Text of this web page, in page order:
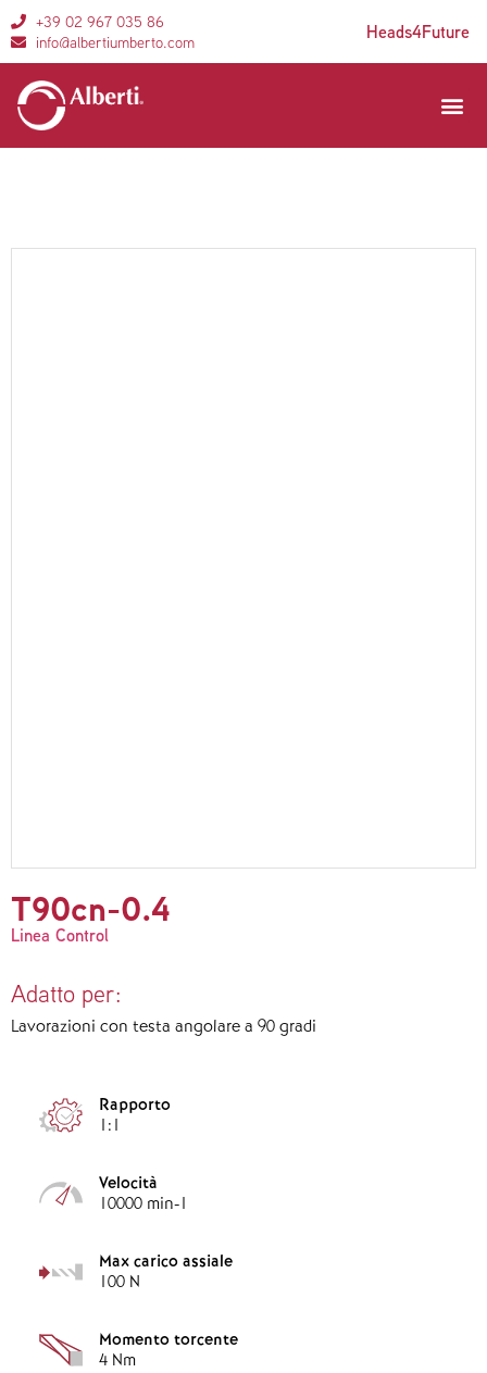
+39 02 967 035 86
info@albertiumberto.com
Heads4Future
T90cn-0.4
Linea Control
Adatto per:
Lavorazioni con testa angolare a 90 gradi
Rapporto
1:1
Velocità
10000 min-1
Max carico assiale
100 N
Momento torcente
4 Nm